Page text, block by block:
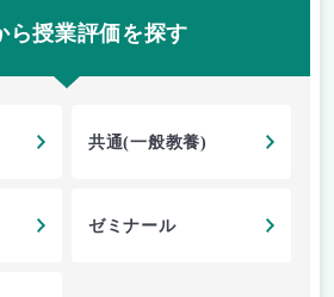
ら授業評価を探す
共通(一般教養)
ゼミナール